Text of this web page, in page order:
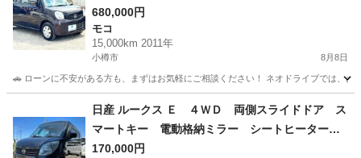
社ローン審査が難しかった方もご相談ください
680,000円
モコ
15,000km 2011年
小樽市 8月8日
🚗 ローンに不安がある方も、まずはお気軽にご相談ください！ ネオドライブでは、
モコ ローン
日産 ルークス Ｅ ４ＷＤ 両側スライドドア ス
マートキー 電動格納ミラー シートヒーター
ベンチシート ＣＶＴ 盗難防止システム ＡＢ
170,000円